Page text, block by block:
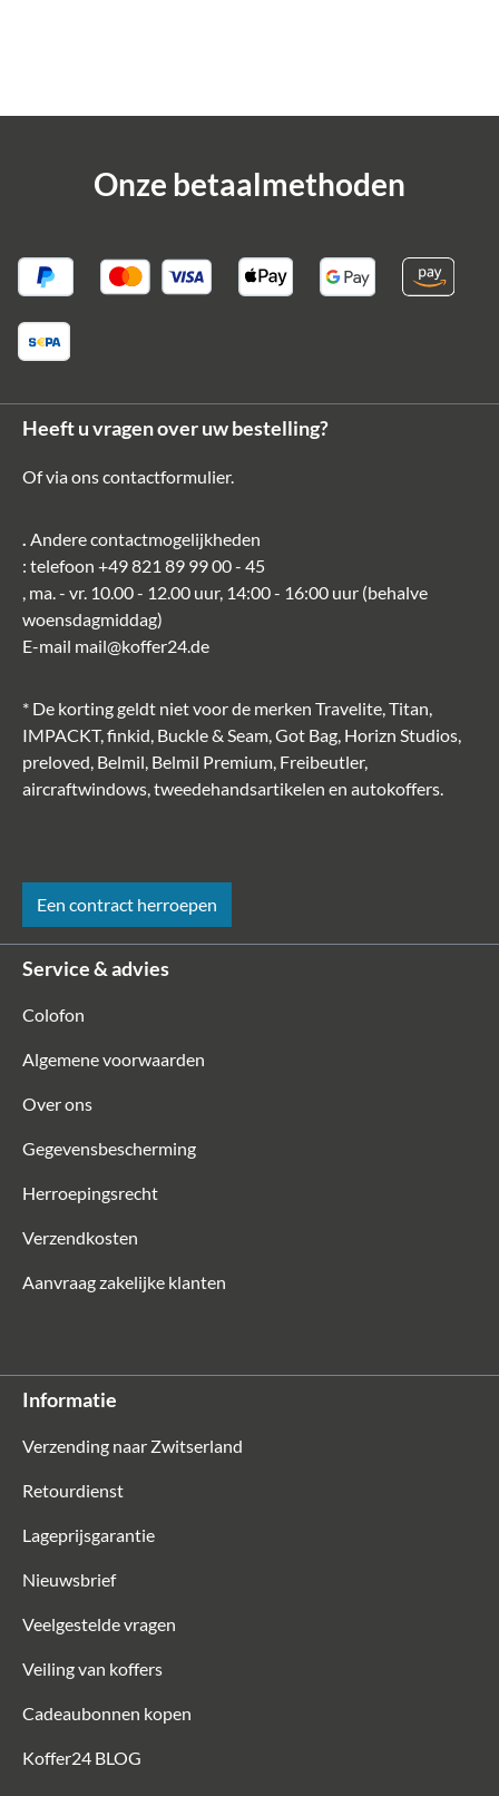
Onze betaalmethoden
Heeft u vragen over uw bestelling?
Of via onscontactformulier.
. Andere contactmogelijkheden
: telefoon +49 821 89 99 00 - 45
, ma. - vr. 10.00 - 12.00 uur, 14:00 - 16:00 uur (behalve
woensdagmiddag)
E-mail mail@koffer24.de
* De korting geldt niet voor de merken Travelite, Titan,
IMPACKT, finkid, Buckle & Seam, Got Bag, Horizn Studios,
preloved, Belmil, Belmil Premium, Freibeutler,
aircraftwindows, tweedehandsartikelen en autokoffers.
Een contract herroepen
Service & advies
Colofon
Algemene voorwaarden
Over ons
Gegevensbescherming
Herroepingsrecht
Verzendkosten
Aanvraag zakelijke klanten
Informatie
Verzending naar Zwitserland
Retourdienst
Lageprijsgarantie
Nieuwsbrief
Veelgestelde vragen
Veiling van koffers
Cadeaubonnen kopen
Koffer24 BLOG